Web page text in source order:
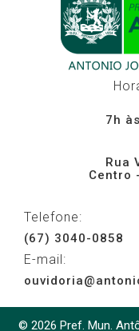
7h
Rua
Centro
Telefone:
(67) 3040-0858
E-mail:
© 2026 Pref. Mun.